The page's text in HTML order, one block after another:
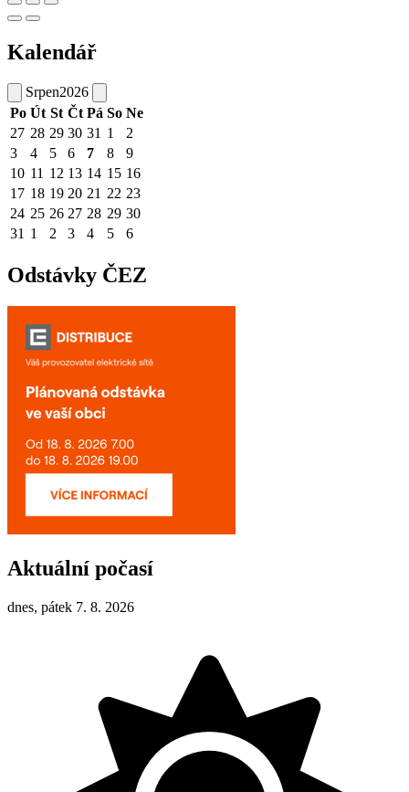
Kalendář
Srpen2026
Po Út St Čt Pá So Ne
27 28 29 30 31 1
2
3
4 5 6 7 8
9
10 11 12 13 14 15 16
17 18 19 20 21 22 23
24 25 26 27 28 29 30
31 1 2 3 4 5 6
Odstávky ČEZ
Aktuální počasí
dnes, pátek 7. 8. 2026